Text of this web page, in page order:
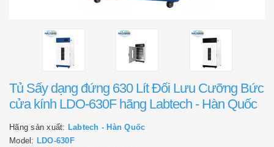
Tủ Sấy dạng đứng 630 Lít Đối Lưu Cưỡng Bức
cửa kính LDO-630F hãng Labtech - Hàn Quốc
Hãng sản xuất: Labtech - Hàn Quốc
Model: LDO-630F